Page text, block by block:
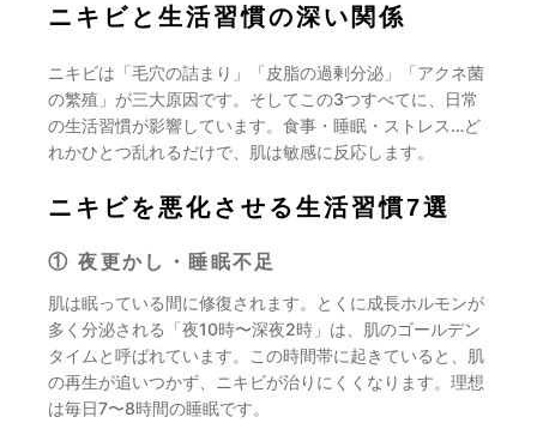
ニキビと生活習慣の深い関係
ニキビは「毛穴の詰まり」「皮脂の過剰分泌」「アクネ菌
の繁殖」が三大原因です。そしてこの3つすべてに、日常
の生活習慣が影響しています。食事・睡眠・ストレス…ど
れかひとつ乱れるだけで、肌は敏感に反応します。
ニキビを悪化させる生活習慣7選
① 夜更かし・睡眠不足
肌は眠っている間に修復されます。とくに成長ホルモンが
多く分泌される「夜10時〜深夜2時」は、肌のゴールデン
タイムと呼ばれています。この時間帯に起きていると、肌
の再生が追いつかず、ニキビが治りにくくなります。理想
は毎日7〜8時間の睡眠です。